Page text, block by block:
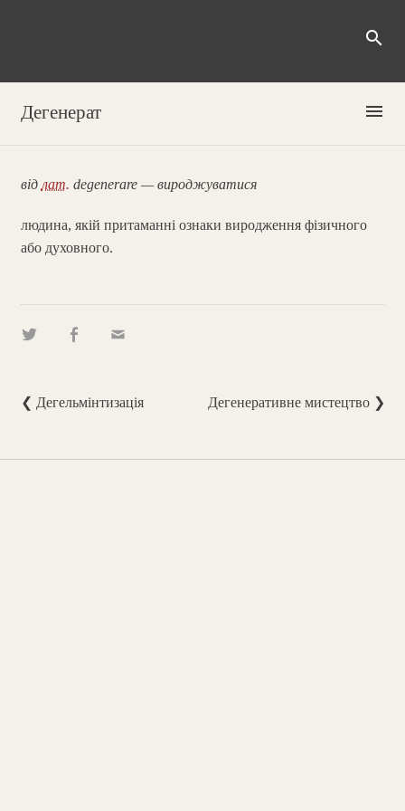
search
Дегенерат menu
від лат. degenerare — вироджуватися
людина, якій притаманні ознаки виродження фізичного
або духовного.
❮ Дегельмінтизація Дегенеративне мистецтво ❯